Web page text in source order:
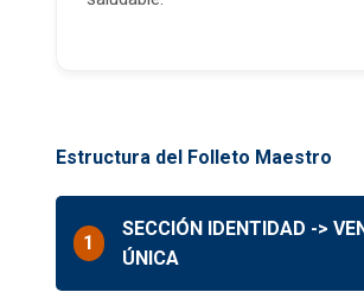
Estructura del Folleto Maestro
1
SECCIÓN IDENTIDAD ->
ÚNICA